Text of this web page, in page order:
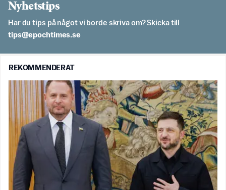
Nyhetstips
Har du tips på något vi borde skriva om? Skicka till
es.semithcope@spit
REKOMMENDERAT